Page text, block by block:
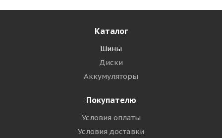
Каталог
Шины
Диски
Аккумуляторы
Покупателю
Условия оплаты
Условия доставки